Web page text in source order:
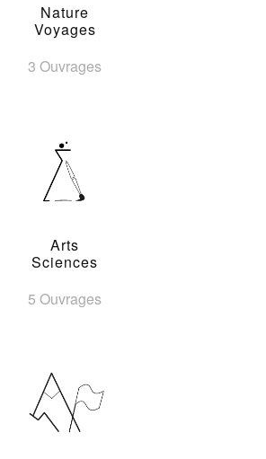
Nature
Voyages
3 Ouvrages
Arts
Sciences
5 Ouvrages